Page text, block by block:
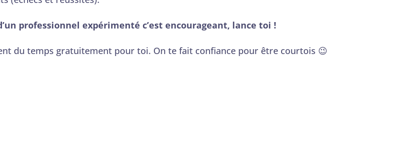
professionnel expérimenté c’est encourageant, lance toi !
du temps gratuitement pour toi. On te fait confiance pour être courtois 😉